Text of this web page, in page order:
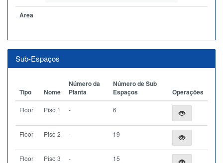
Àrea
Sub-Espaços
Tipo Nome
Número da
Planta
Número de Sub
Espaços
Operações
Floor Piso 1 - 6
Floor Piso 2 - 19
Floor Piso 3 - 15